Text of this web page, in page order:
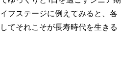
フステージに例えてみると、各
てそれこそが長寿時代を生きる